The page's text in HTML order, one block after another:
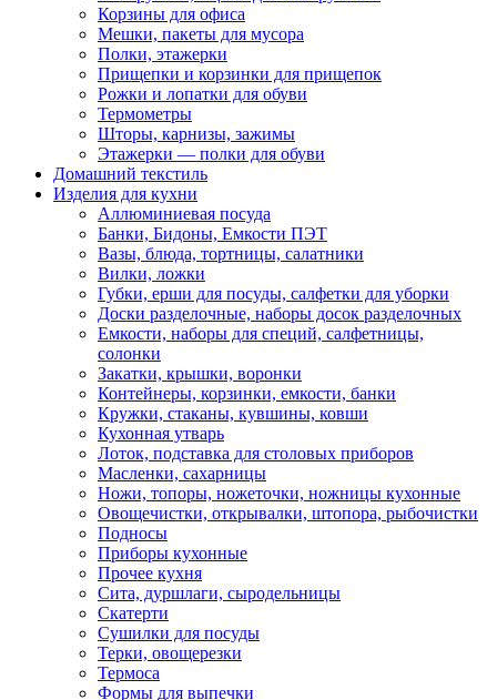
Корзины для офиса
Мешки, пакеты для мусора
Полки, этажерки
Прищепки и корзинки для прищепок
Рожки и лопатки для обуви
Термометры
Шторы, карнизы, зажимы
Этажерки — полки для обуви
Домашний текстиль
Изделия для кухни
Аллюминиевая посуда
Банки, Бидоны, Емкости ПЭТ
Вазы, блюда, тортницы, салатники
Вилки, ложки
Губки, ерши для посуды, салфетки для уборки
Доски разделочные, наборы досок разделочных
Емкости, наборы для специй, салфетницы,
солонки
Закатки, крышки, воронки
Контейнеры, корзинки, емкости, банки
Кружки, стаканы, кувшины, ковши
Кухонная утварь
Лоток, подставка для столовых приборов
Масленки, сахарницы
Ножи, топоры, ножеточки, ножницы кухонные
Овощечистки, открывалки, штопора, рыбочистки
Подносы
Приборы кухонные
Прочее кухня
Сита, дуршлаги, сыродельницы
Скатерти
Сушилки для посуды
Терки, овощерезки
Термоса
Формы для выпечки